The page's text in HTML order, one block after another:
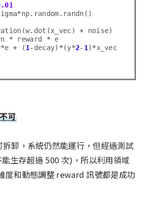
*np. random . randn()
. dot(x_vec) + noise)
* reward * e
*e + (1 - decay) * (y*2- 1 )*x_vec
可
拆卸，系統仍然能運行，但經過測試
生存超過 500 次)，所以利用領域
度和動態調整 reward 訊號都是成功